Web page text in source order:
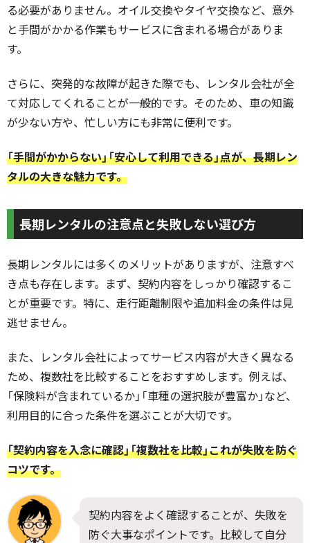
る必要がありません。オイル交換やタイヤ交換など、意外
と手間がかかる作業もサービスに含まれる場合がありま
す。
さらに、突発的な故障が起きた際でも、レンタル会社が全
て対応してくれることが一般的です。そのため、車の知識
が少ない方や、忙しい方にも非常に便利です。
「手間がかからない」「安心して利用できる」点が、長期レン
タルの大きな魅力です。
長期レンタルの注意点と失敗しない選び方
長期レンタルには多くのメリットがありますが、注意すべ
き点も存在します。まず、契約内容をしっかり確認するこ
とが重要です。特に、走行距離制限や追加料金の条件は見
逃せません。
また、レンタル会社によってサービス内容が大きく異なる
ため、複数社を比較することをおすすめします。例えば、
「保険料が含まれているか」「車種の選択肢が豊富か」など、
利用目的に合った条件を選ぶことが大切です。
「契約内容を入念に確認」「複数社を比較」これが失敗を防ぐ
コツです。
契約内容をよく確認することが、失敗を
防ぐ大事なポイントです。比較して自分